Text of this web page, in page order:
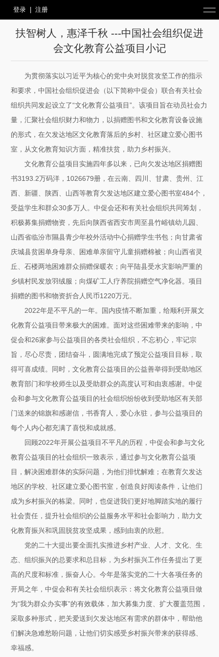
登录| 注册
扶智树人，惠泽千秋 ---中国社会组织促进
会文化教育公益项目小记
为贯彻落实以习近平为核心的党中央对脱贫攻坚工作的指示
和要求，中国社会组织促进会（以下简称中促会）联合有关社会
组织共同发起设立了“文化教育公益项目”。该项目旨在动员社会力
量，汇聚社会组织财力和物力，以捐赠图书和文化教育设备设施
的形式，在欠发达地区文化教育落后的乡村、社区建立爱心图书
室，从文化教育知识方面，精准扶贫，助力乡村振兴。
文化教育公益项目实施四年多以来，已向欠发达地区捐赠图
书3193.2万码洋，1026679册，在云南、四川、甘肃、贵州、江
西、新疆、陕西、山西等教育欠发达地区建立爱心图书室484个，
受益学生和群众30多万人。中促会还和有关社会组织共同筹划，
积极募集捐赠物资，先后向陕西省西安市周至县竹峪镇幼儿园、
山西省临汾市隰县青少年校外活动中心捐赠学生书包；向甘肃省
庆城县贫困单身母亲、困难单亲留守儿童捐赠棉被；向山西省灵
丘、石楼两地困难群众捐赠保暖衣；向平陆县受水灾影响严重的
乡镇村民发放羽绒服；向煤矿工人疗养院捐赠空气净化器。项目
捐赠的图书和物资折合人民币1220万元。
2022年是不平凡的一年。国内疫情不断加重，给顺利开展文
化教育公益项目带来极大的困难。面对这些困难带来的影响，中
促会和26家参与公益项目的各类社会组织，不忘初心，牢记宗
旨，尽心尽责，团结奋斗，圆满地完成了预定公益项目目标，取
得可喜成绩。同时，文化教育公益项目的公益善举得到受助地区
教育部门和学校师生以及受助群众的高度认可和由衷感谢。中促
会和参与文化教育公益项目的社会组织纷纷收到受助地区有关部
门送来的锦旗和感谢信，书香育人，爱心永驻，参与公益项目的
每个人内心都充满了喜悦和成就感。
回顾2022年开展公益项目不平凡的历程，中促会和参与文化
教育公益项目的社会组织一致表示，通过参与文化教育公益项
目，解决困难群体的实际问题，为他们排忧解难；在教育欠发达
地区的学校、社区建立爱心图书室，创造良好阅读条件，让他们
成为乡村振兴的栋梁。同时，也促进我们更好地脚踏实地的履行
社会责任，提升社会组织的公益服务水平和社会影响力，助力文
化教育振兴和巩固脱贫攻坚成果，感到由衷的欣慰。
党的二十大提出要全面扎实推进乡村产业、人才、文化、生
态、组织振兴的总要求和总目标，为乡村振兴工作任务提出了更
高的尺度和标准，振奋人心。今年是落实党的二十大各项任务的
开局之年，中促会和有关社会组织表示：将文化教育公益项目做
为“我为群众办实事”的有效载体，加大募集力度、扩大覆盖范围，
采取多种形式，把关爱送到欠发达地区有需求的群体中，帮助他
们解决急难愁盼问题，让他们切实感受乡村振兴带来的获得感、
幸福感。